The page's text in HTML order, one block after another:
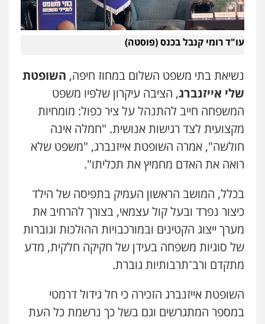
עו"ד אור בן שאנן
פלילי מעצרים וחקירות
0549199449
סלימאן אבו שעירה – משרד עורכי דין
פלילי בטחוני צבאי נזיקין
0547780927
עו"ד יניב זוסמן
פלילי כלכלי פשיעה חמורה מעצרים
וחקירות
עו"ד אמיר נאטור
פלילי פשיעה חמורה צווארון לבן מעצרים
0543326767
פלילי פשיעה חמורה מעצרים וחקירות
0505212444
עו"ד רומי קנבל בכנס (פוסטה)
נשיאת בתי משפט השלום במחוז חיפה, השופטת
שלי אייזנברג, הציבה עיקרון שלפיו משפט
המשפחה חייב להתנהל על ציר כפול: מומחיות
מקצועית לצד רגישות אנושית. "חמלה אינה
חולשה", אמרה השופטת אייזנברג, "משפט שלא
רואה את האדם מחמיץ את תכליתו".
בכלל, המושב הראשון העמיק בתפיסה של הילד
כיצור נפרד ובעל קול עצמאי, בצורך להרחיב את
מערך ייצוג הקטינים ובמורכבויות ההולכות וגוברות
של סוגיות משפחה בעידן של חקיקה חלקית, מדע
מתקדם ורב־תרבותיות גוברת.
השופטת אייזנברג הזכירה כי חל גידול דרמטי
במספר המתגרשים וגם בשל כך נרשמת כל העת